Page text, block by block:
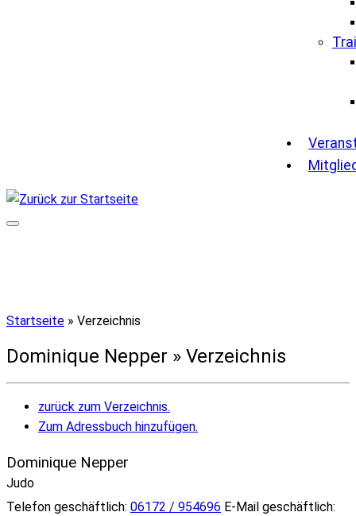
Startseite » Verzeichnis
Dominique Nepper » Verzeichnis
zurück zum Verzeichnis.
Zum Adressbuch hinzufügen.
Dominique Nepper
Judo
Telefon geschäftlich: 06172 / 954696 E-Mail geschäftlich: